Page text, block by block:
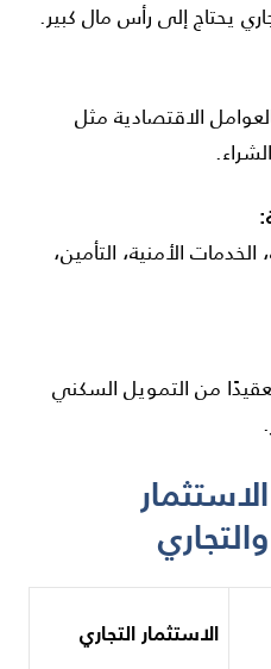
يحتاج إلى رأس مال كبير.
الاقتصادية مثل
الأمنية، التأمين،
تعقيدًا من التمويل السكني
الاستثمار التجاري